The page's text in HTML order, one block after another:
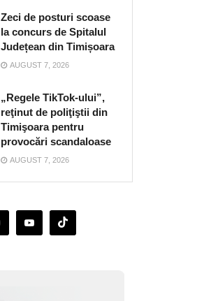
Zeci de posturi scoase
la concurs de Spitalul
Județean din Timișoara
AUGUST 7, 2026
„Regele TikTok-ului”,
reţinut de poliţiştii din
Timişoara pentru
provocări scandaloase
AUGUST 7, 2026